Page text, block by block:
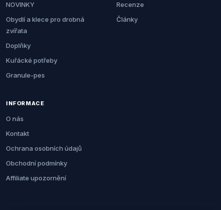
NOVINKY
Obydlí a klece pro drobná
zvířata
Doplňky
Kuřácké potřeby
Granule-pes
Recenze
Články
INFORMACE
O nás
Kontakt
Ochrana osobních údajů
Obchodní podmínky
Affiliate upozornění